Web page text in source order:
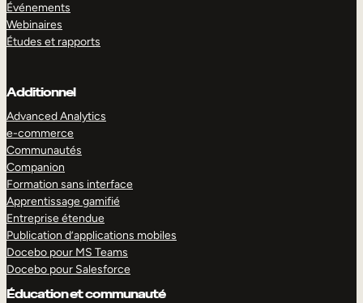
Événements
Webinaires
Études et rapports
Additionnel
Advanced Analytics
e-commerce
Communautés
Companion
Formation sans interface
Apprentissage gamifié
Entreprise étendue
Publication d’applications mobiles
Docebo pour MS Teams
Docebo pour Salesforce
Éducation et communauté